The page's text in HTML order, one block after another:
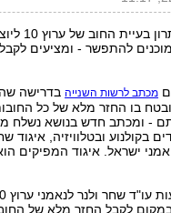
הצעה חדשה
מוכנים להתפשר - ומציעים
מכתב לרשות השנייהבדרישה
10 אם לא יובטח בו החזר מלא של כל
- ומכתב חדש בנושא נשלח
בקולנוע ובטלוויזיה, איגוד
אמני ישראל. איגוד המפיקים
במקום לקבל החזר מלא של